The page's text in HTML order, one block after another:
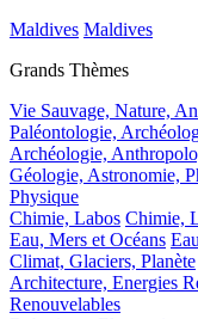
Maldives Maldives
Grands Thèmes
Vie Sauvage, Nature,
Paléontologie,
Archéologie,
Géologie, Astronomie,
Physique
Chimie, Labos Chimie,
Eau, Mers et Océans
Climat, Glaciers, Planète
Architecture, Energies
Renouvelables